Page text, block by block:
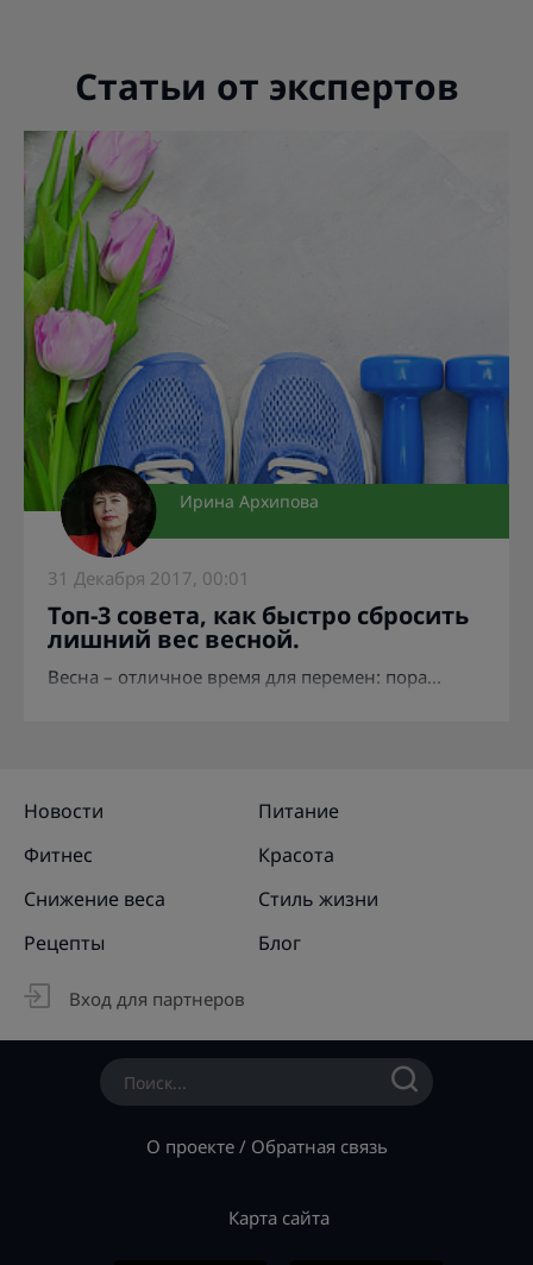
Статьи от экспертов
Ирина Архипова
31 Декабря 2017, 00:01
Топ-3 совета, как быстро сбросить
лишний вес весной.
Весна – отличное время для перемен: пора...
Новости
Питание
Фитнес
Красота
Снижение веса
Стиль жизни
Рецепты
Блог
Вход для партнеров
О проекте/ Обратная связь
Карта сайта